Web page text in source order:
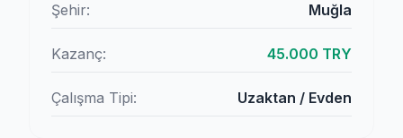
Şehir: Muğla
Kazanç: 45.000 TRY
Çalışma Tipi: Uzaktan / Evden